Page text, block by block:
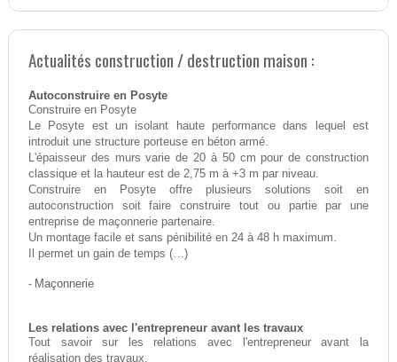
Actualités construction / destruction maison :
Autoconstruire en Posyte
Construire en Posyte
Le Posyte est un isolant haute performance dans lequel est
introduit une structure porteuse en béton armé.
L'épaisseur des murs varie de 20 à 50 cm pour de construction
classique et la hauteur est de 2,75 m à +3 m par niveau.
Construire en Posyte offre plusieurs solutions soit en
autoconstruction soit faire construire tout ou partie par une
entreprise de maçonnerie partenaire.
Un montage facile et sans pénibilité en 24 à 48 h maximum.
Il permet un gain de temps (…)
- Maçonnerie
Les relations avec l'entrepreneur avant les travaux
Tout savoir sur les relations avec l'entrepreneur avant la
réalisation des travaux.